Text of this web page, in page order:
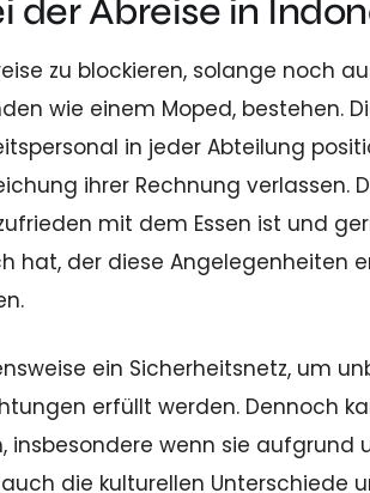
der Abreise in
zu blockieren, solange noch
wie einem Moped, bestehen.
in jeder Abteilung
ihrer Rechnung verlassen.
mit dem Essen ist und
hat, der diese Angelegenheiten
ein Sicherheitsnetz, um
erfüllt werden. Dennoch
insbesondere wenn sie aufgrund
die kulturellen Unterschiede